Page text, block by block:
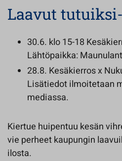
Laavut
30.6. klo 15-18
Lähtöpaikka:
28.8. Kesäkierros x
Lisätiedot ilmoitetaan
mediassa.
Kiertue huipentuu kesän
vie perheet kaupungin
ilosta.